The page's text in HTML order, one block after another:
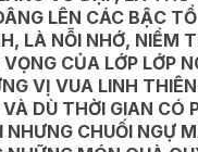
LÊN CÁC BẬC
LÀ NỖI NHỚ, NIỀM
CỦA LỚP LỚP
VỊ VUA LINH
DÙ THỜI GIAN CÓ
NHƯNG CHUỐI NGỰ